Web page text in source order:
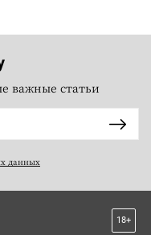
важные статьи
данных
18+